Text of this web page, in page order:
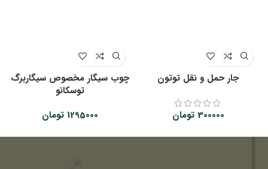
جار حمل و نقل توتون
300000 تومان
چوب سیگار مخصوص سیگاربرگ
توسکانو
1295000 تومان